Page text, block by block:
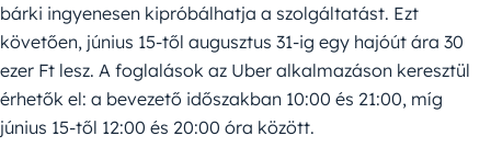
bárki ingyenesen kipróbálhatja a szolgáltatást. Ezt
követően, június 15-től augusztus 31-ig egy hajóút ára 30
ezer Ft lesz. A foglalások az Uber alkalmazáson keresztül
érhetők el: a bevezető időszakban 10:00 és 21:00, míg
június 15-től 12:00 és 20:00 óra között.